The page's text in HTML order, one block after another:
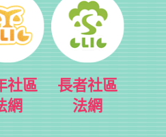
社區
網
長者社區
法網